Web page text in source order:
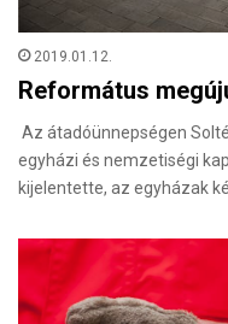
2019.01.12.
Református
Az átadóünnepségen
egyházi és nemzetiségi
kijelentette, az egyházak